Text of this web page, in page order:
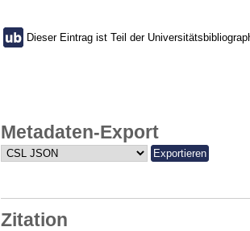
Dieser Eintrag ist Teil der
Metadaten-Export
Zitation